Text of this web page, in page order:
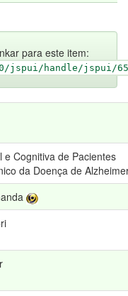
para este item:
jspui/handle/jspui/
e Cognitiva de Pacientes
da Doença de